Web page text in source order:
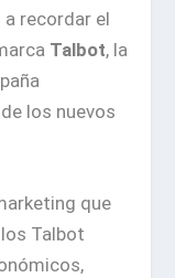
recordar el
Talbot, la
los nuevos
que
Talbot